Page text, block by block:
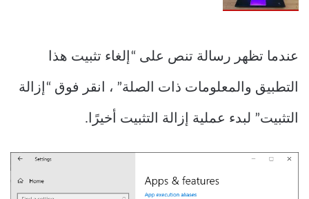
عندما تظهر رسالة تنص على “إلغاء تثبيت هذا
التطبيق والمعلومات ذات الصلة” ، انقر فوق “إزالة
التثبيت” لبدء عملية إزالة التثبيت أخيرًا.